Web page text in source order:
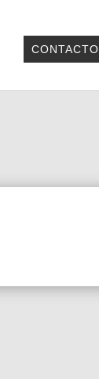
CONTACTO